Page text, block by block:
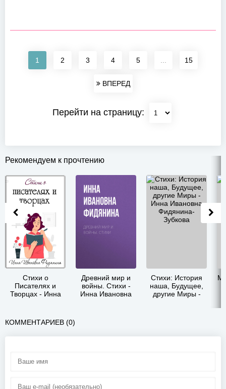
1 2 3 4 5 15
ВПЕРЕД
Перейти на страницу:
Рекомендуем к прочтению
Стихи о
Писателях и
Творцах - Инна
Зубкова
Древний мир и
войны. Стихи -
Инна Ивановна
Стихи: История
наша, Будущее,
другие Миры -
КОММЕНТАРИЕВ (0)